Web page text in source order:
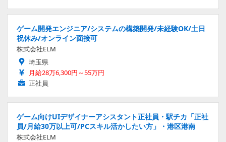
ゲーム開発エンジニア/システムの構築開発/未経験OK/土日
祝休み/オンライン面接可
株式会社ELM
埼玉県
月給28万6,300円～55万円
正社員
ゲーム向けUIデザイナーアシスタント正社員・駅チカ「正社
員/月給30万以上可/PCスキル活かしたい方」・港区港南
株式会社ELM